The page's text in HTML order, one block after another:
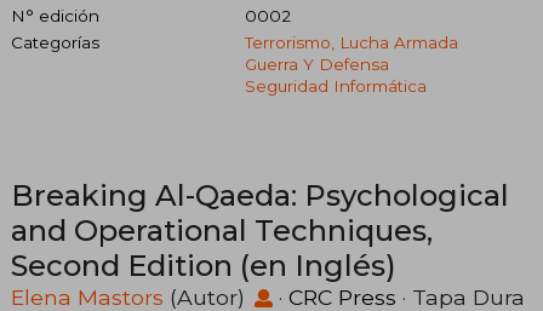
N° edición
0002
Categorías
Terrorismo, Lucha Armada
Guerra Y Defensa
Seguridad Informática
Breaking Al-Qaeda: Psychological
and Operational Techniques,
Second Edition (en Inglés)
Elena Mastors (Autor) · CRC Press · Tapa Dura